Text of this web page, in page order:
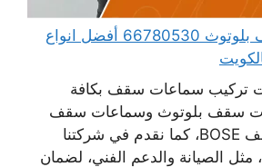
فني سماعات سقف بلوتوث 66780530 أفضل انواع
تركيب سماعات سقف بكافة
سقف بلوتوث وسماعات سقف
JPL وسماعات سقف BOSE، كما نقدم في شركتنا
مثل الصيانة والدعم الفني، لضمان